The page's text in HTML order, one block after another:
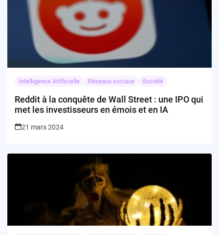
Intelligence Artificielle Réseaux sociaux Société
Reddit à la conquête de Wall Street : une IPO qui
met les investisseurs en émois et en IA
21 mars 2024